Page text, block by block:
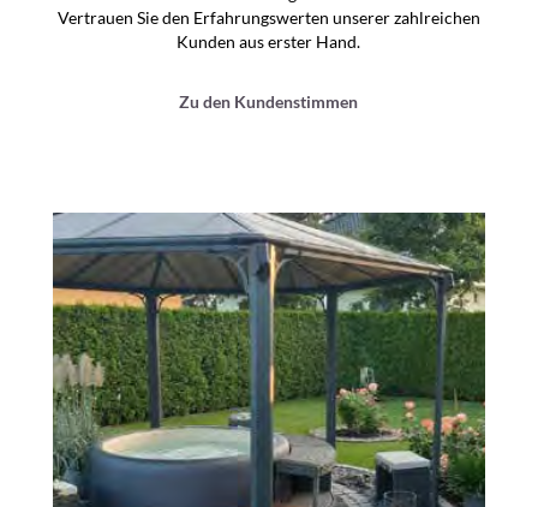
Vertrauen Sie den Erfahrungswerten unserer zahlreichen
Kunden aus erster Hand.
Zu den Kundenstimmen